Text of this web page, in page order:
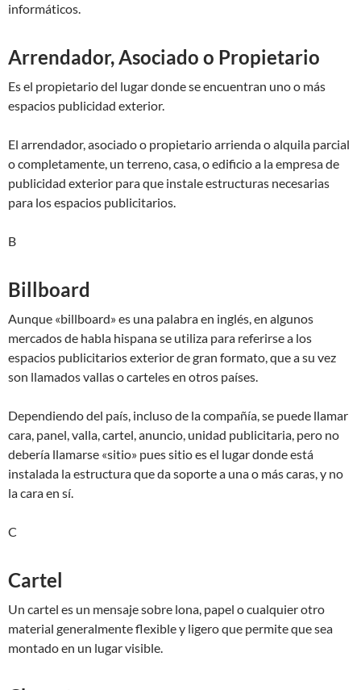
informáticos.
Arrendador, Asociado o Propietario
Es el propietario del lugar donde se encuentran uno o más
espacios publicidad exterior.
El arrendador, asociado o propietario arrienda o alquila parcial
o completamente, un terreno, casa, o edificio a la empresa de
publicidad exterior para que instale estructuras necesarias
para los espacios publicitarios.
B
Billboard
Aunque «billboard» es una palabra en inglés, en algunos
mercados de habla hispana se utiliza para referirse a los
espacios publicitarios exterior de gran formato, que a su vez
son llamados vallas o carteles en otros países.
Dependiendo del país, incluso de la compañía, se puede llamar
cara, panel, valla, cartel, anuncio, unidad publicitaria, pero no
debería llamarse «sitio» pues sitio es el lugar donde está
instalada la estructura que da soporte a una o más caras, y no
la cara en sí.
C
Cartel
Un cartel es un mensaje sobre lona, papel o cualquier otro
material generalmente flexible y ligero que permite que sea
montado en un lugar visible.